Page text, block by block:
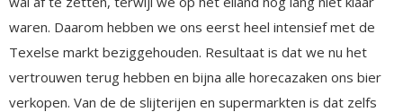
waren. Daarom hebben we ons eerst heel intensief met de
Texelse markt beziggehouden. Resultaat is dat we nu het
vertrouwen terug hebben en bijna alle horecazaken ons bier
verkopen. Van de de slijterijen en supermarkten is dat zelfs